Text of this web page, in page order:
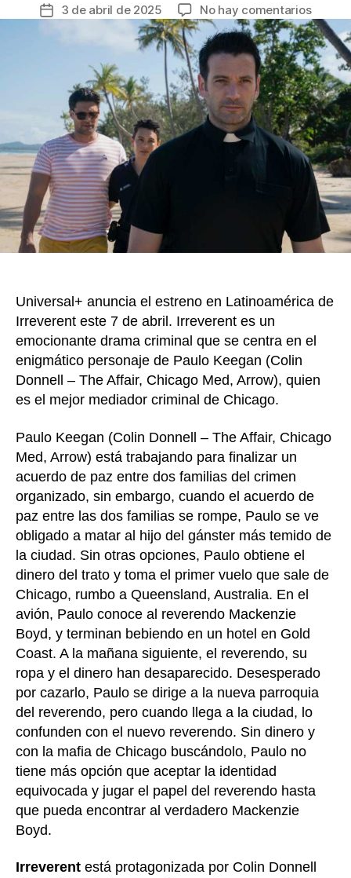
c
e
b
o
o
k
itt
er
ail er
e
st
m
p
ar
tir
Fecha
de
entrada
3 de abril de 2025 No hay comentariosen
serie
de
drama
se
el
lunes
en
Universal+ anuncia el estreno en Latinoamérica de
Irreverent este 7 de abril. Irreverent es un
emocionante drama criminal que se centra en el
enigmático personaje de Paulo Keegan (Colin
Donnell – The Affair, Chicago Med, Arrow), quien
es el mejor mediador criminal de Chicago.
Paulo Keegan (Colin Donnell – The Affair, Chicago
Med, Arrow) está trabajando para finalizar un
acuerdo de paz entre dos familias del crimen
organizado, sin embargo, cuando el acuerdo de
paz entre las dos familias se rompe, Paulo se ve
obligado a matar al hijo del gánster más temido de
la ciudad. Sin otras opciones, Paulo obtiene el
dinero del trato y toma el primer vuelo que sale de
Chicago, rumbo a Queensland, Australia. En el
avión, Paulo conoce al reverendo Mackenzie
Boyd, y terminan bebiendo en un hotel en Gold
Coast. A la mañana siguiente, el reverendo, su
ropa y el dinero han desaparecido. Desesperado
por cazarlo, Paulo se dirige a la nueva parroquia
del reverendo, pero cuando llega a la ciudad, lo
confunden con el nuevo reverendo. Sin dinero y
con la mafia de Chicago buscándolo, Paulo no
tiene más opción que aceptar la identidad
equivocada y jugar el papel del reverendo hasta
que pueda encontrar al verdadero Mackenzie
Boyd.
Irreverent está protagonizada por Colin Donnell